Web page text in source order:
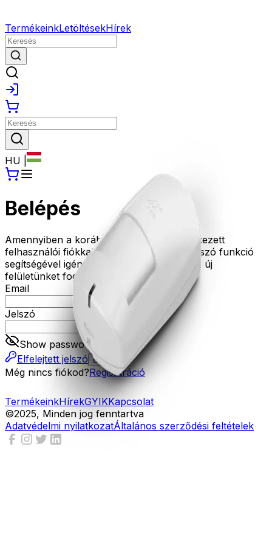
TermékeinkLetöltésekHírek
HU
Belépés
Amennyiben a korábbi oldalunkon rendelkezett
felhasználói fiókkal, kérjük az Elfelejtett jelszó funkció
segítségével igényeljen új jelszót, amivel az új
felületünket fogja tudni használni.
Email
Jelszó
Show password
Elfelejtett jelszó Belépés
Még nincs fiókod?Regisztráció
TermékeinkHírekGYIKKapcsolat
©2025, Minden jog fenntartva
Adatvédelmi nyilatkozatÁltalános szerződési feltételek